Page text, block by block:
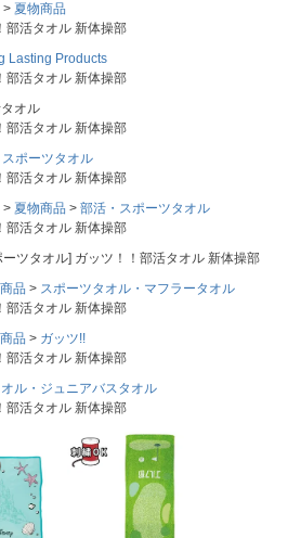
夏物商品
部活タオル 新体操部
Lasting Products
部活タオル 新体操部
オル
部活タオル 新体操部
スポーツタオル
部活タオル 新体操部
夏物商品
部活・スポーツタオル
部活タオル 新体操部
ーツタオル] ガッツ！！部活タオル 新体操部
品
スポーツタオル・マフラータオル
部活タオル 新体操部
品
ガッツ!!
部活タオル 新体操部
ル・ジュニアバスタオル
部活タオル 新体操部